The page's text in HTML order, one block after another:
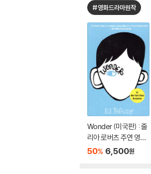
#영화드라마원작
Wonder (미국판) : 줄
리아 로버츠 주연 영화
'원더' 원작 소설
50% 6,500원